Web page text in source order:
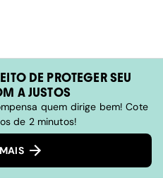
DE PROTEGER SEU
A JUSTOS
quem dirige bem! Cote
de 2 minutos!